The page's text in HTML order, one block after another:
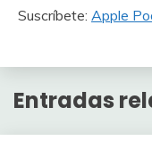
Suscríbete: Apple
Entradas